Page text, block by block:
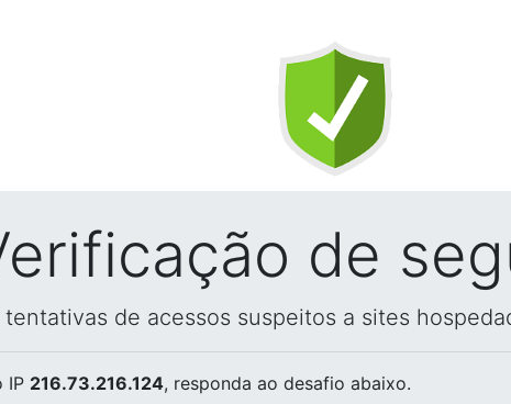
de
de acessos suspeitos a sites
IP 216.73.216.124, responda ao desafio abaixo.